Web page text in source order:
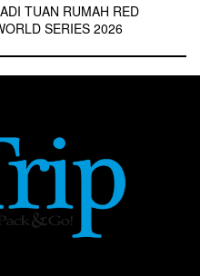
TUAN RUMAH RED
SERIES 2026